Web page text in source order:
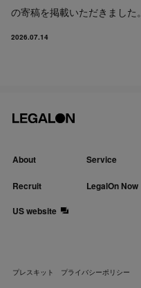
の寄稿を掲載いただきました。
2026.07.14
About Service
Recruit LegalOn Now
US website
プレスキット プライバシーポリシー